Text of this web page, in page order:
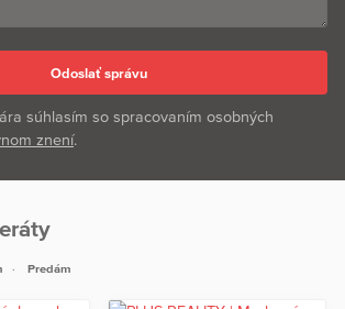
súhlasím so spracovaním osobných
znení.
Predám